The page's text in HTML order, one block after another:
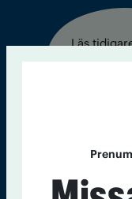
Läs
nummer